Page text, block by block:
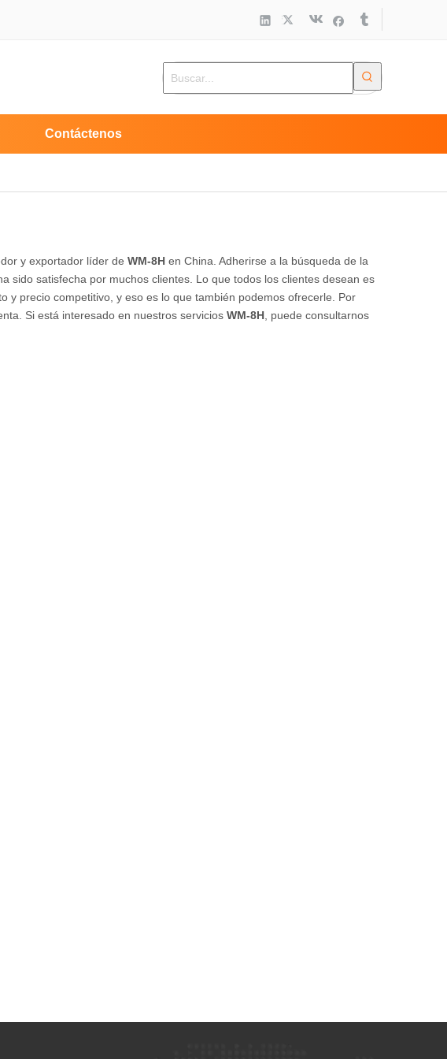
Contáctenos
y exportador líder de WM-8H en China. Adherirse a la búsqueda de la
sido satisfecha por muchos clientes. Lo que todos los clientes desean es
y precio competitivo, y eso es lo que también podemos ofrecerle. Por
Si está interesado en nuestros servicios WM-8H , puede consultarnos